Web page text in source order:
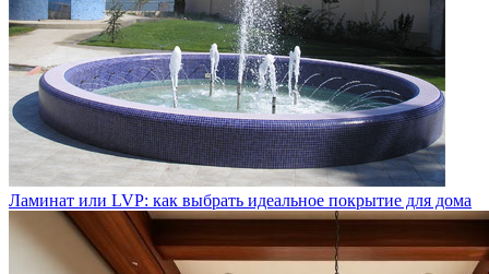
Ламинат или LVP: как выбрать идеальное покрытие для дома